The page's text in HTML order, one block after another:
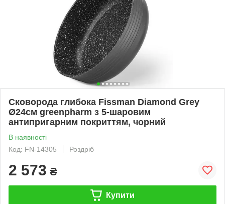
Сковорода глибока Fissman Diamond Grey
Ø24см greenpharm з 5-шаровим
антипригарним покриттям, чорний
В наявності
Код: FN-14305
Роздріб
2 573 ₴
Купити